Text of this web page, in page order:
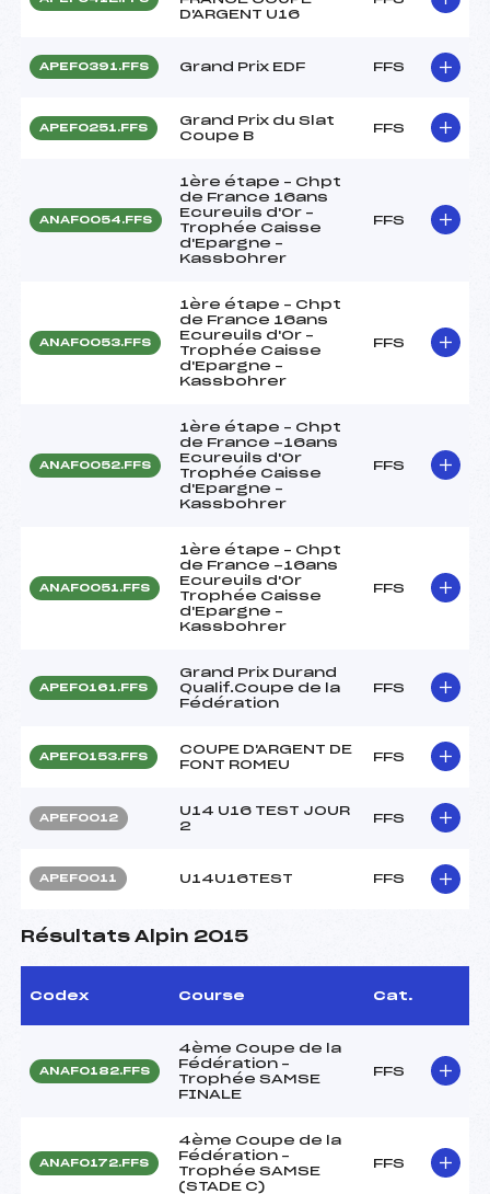
D'ARGENT U16
APEF0391.FFS Grand Prix EDF FFS
APEF0251.FFS
Grand Prix du Slat
Coupe B
FFS
ANAF0054.FFS
1ère étape – Chpt
de France 16ans
Ecureuils d'Or –
Trophée Caisse
d'Epargne –
Kassbohrer
FFS
ANAF0053.FFS
1ère étape – Chpt
de France 16ans
Ecureuils d'Or –
Trophée Caisse
d'Epargne –
Kassbohrer
FFS
ANAF0052.FFS
1ère étape – Chpt
de France -16ans
Ecureuils d'Or
Trophée Caisse
d'Epargne –
Kassbohrer
FFS
ANAF0051.FFS
1ère étape – Chpt
de France -16ans
Ecureuils d'Or
Trophée Caisse
d'Epargne –
Kassbohrer
FFS
APEF0161.FFS
Grand Prix Durand
Qualif.Coupe de la
Fédération
FFS
APEF0153.FFS
COUPE D'ARGENT DE
FONT ROMEU
FFS
APEF0012
U14 U16 TEST JOUR
2
FFS
APEF0011 U14U16TEST FFS
Résultats Alpin 2015
Codex Course Cat.
ANAF0182.FFS
4ème Coupe de la
Fédération –
Trophée SAMSE
FINALE
FFS
ANAF0172.FFS
4ème Coupe de la
Fédération –
Trophée SAMSE
(STADE C)
FFS